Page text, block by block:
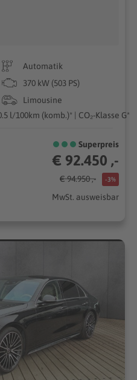
Automatik
370 kW (503 PS)
Limousine
l/100km (komb.)* | CO₂-Klasse G*
Superpreis
€ 92.450 ,-
€ 94.950 ,- -3%
MwSt. ausweisbar